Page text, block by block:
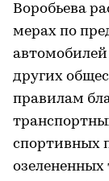
Воробьева
мерах по
автомобилей
других
правилам
спортивных